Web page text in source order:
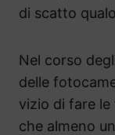
di scatto
Nel corso
delle
vizio di fare
che almeno